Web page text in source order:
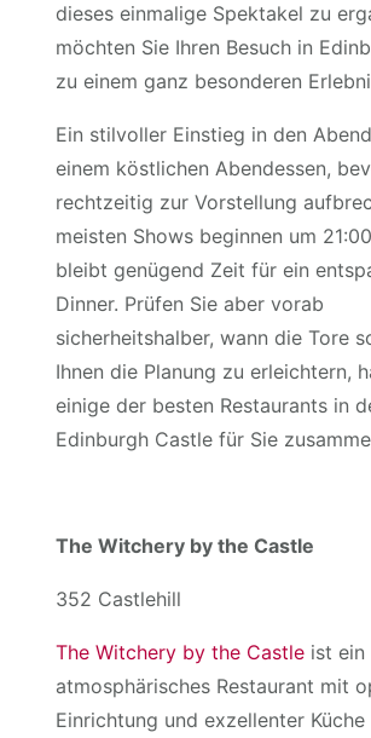
dieses einmalige Spektakel zu
möchten Sie Ihren Besuch in
zu einem ganz besonderen
Ein stilvoller Einstieg in den
einem köstlichen Abendessen,
rechtzeitig zur Vorstellung
meisten Shows beginnen um
bleibt genügend Zeit für ein
Dinner. Prüfen Sie aber vorab
sicherheitshalber, wann die Tore
Ihnen die Planung zu erleichtern,
einige der besten Restaurants in
Edinburgh Castle für Sie
The Witchery by the Castle
352 Castlehill
The Witchery by the Castle ist ein
atmosphärisches Restaurant mit
Einrichtung und exzellenter Küche